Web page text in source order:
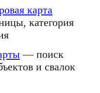
карта
категория
— поиск
и свалок